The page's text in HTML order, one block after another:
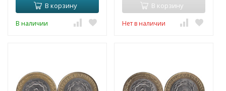
В корзину
В наличии
В корзину
Нет в наличии